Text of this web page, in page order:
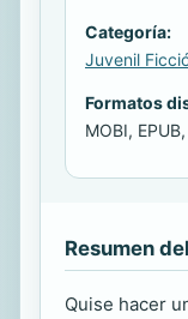
Categoría:
Juvenil
Formatos
MOBI,
Resumen
Quise hacer